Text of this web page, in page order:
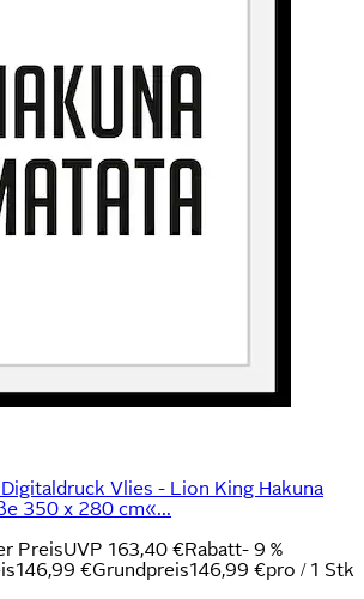
Vlies - Lion King Hakuna
350 x 280 cm«...
PreisUVP 163,40 €Rabatt- 9 %
146,99 €Grundpreis146,99 €pro / 1 Stk